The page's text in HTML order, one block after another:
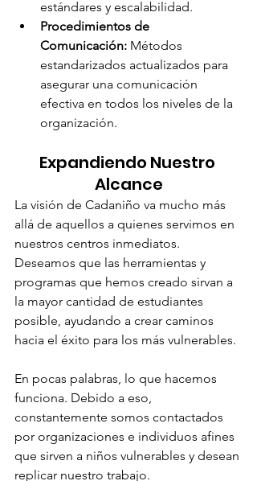
estándares y escalabilidad.
Procedimientos de
Comunicación: Métodos
estandarizados actualizados para
asegurar una comunicación
efectiva en todos los niveles de la
organización.
Expandiendo Nuestro
Alcance
La visión de Cadaniño va mucho más
allá de aquellos a quienes servimos en
nuestros centros inmediatos.
Deseamos que las herramientas y
programas que hemos creado sirvan a
la mayor cantidad de estudiantes
posible, ayudando a crear caminos
hacia el éxito para los más vulnerables.
En pocas palabras, lo que hacemos
funciona. Debido a eso,
constantemente somos contactados
por organizaciones e individuos afines
que sirven a niños vulnerables y desean
replicar nuestro trabajo.